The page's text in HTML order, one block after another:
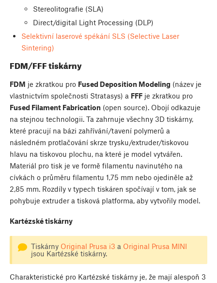
Stereolitografie (SLA)
Direct/digital Light Processing (DLP)
Selektivní laserové spékání SLS (Selective Laser
Sintering)
FDM/FFF tiskárny
FDM je zkratkou pro Fused Deposition Modeling (název je
vlastnictvím společnosti Stratasys) a FFF je zkratkou pro
Fused Filament Fabrication (open source). Obojí odkazuje
na stejnou technologii. Ta zahrnuje všechny 3D tiskárny,
které pracují na bázi zahřívání/tavení polymerů a
následném protlačování skrze trysku/extruder/tiskovou
hlavu na tiskovou plochu, na které je model vytvářen.
Materiál pro tisk je ve formě filamentu navinutého na
cívkách o průměru filamentu 1,75 mm nebo ojediněle až
2,85 mm. Rozdíly v typech tiskáren spočívají v tom, jak se
pohybuje extruder a tisková platforma, aby vytvořily model.
Kartézské tiskárny
Tiskárny Original Prusa i3 a Original Prusa MINI
jsou Kartézské tiskárny.
Charakteristické pro Kartézské tiskárny je, že mají alespoň 3